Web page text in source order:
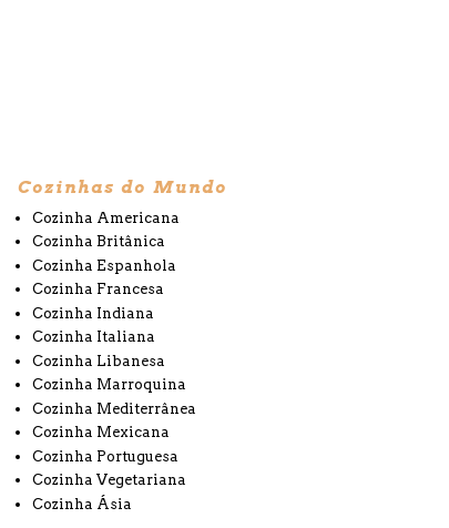
Cozinhas do Mundo
Cozinha Americana
Cozinha Britânica
Cozinha Espanhola
Cozinha Francesa
Cozinha Indiana
Cozinha Italiana
Cozinha Libanesa
Cozinha Marroquina
Cozinha Mediterrânea
Cozinha Mexicana
Cozinha Portuguesa
Cozinha Vegetariana
Cozinha Ásia